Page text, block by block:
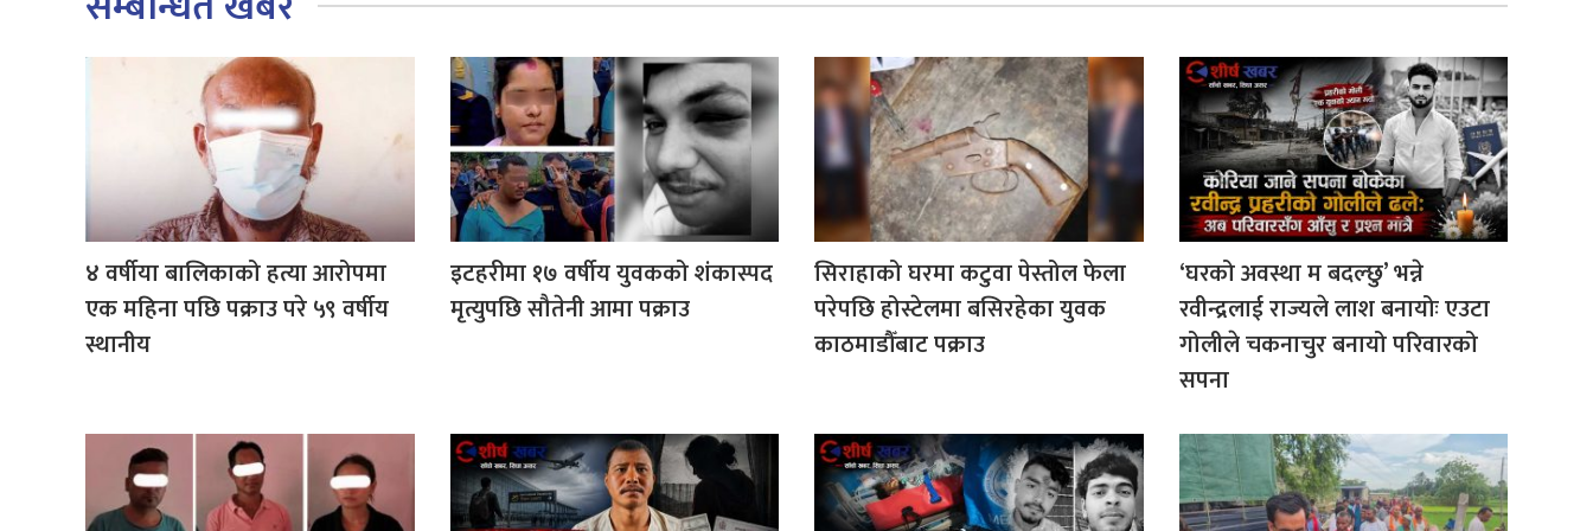
४ वर्षीया बालिकाको हत्या आरोपमा
एक महिना पछि पक्राउ परे ५९ वर्षीय
स्थानीय
इटहरीमा १७ वर्षीय युवकको शंकास्पद
मृत्युपछि सौतेनी आमा पक्राउ
सिराहाको घरमा कटुवा पेस्तोल फेला
परेपछि होस्टेलमा बसिरहेका युवक
काठमाडौँबाट पक्राउ
‘घरको अवस्था म बदल्छु’ भन्ने
रवीन्द्रलाई राज्यले लाश बनायोः एउटा
गोलीले चकनाचुर बनायो परिवारको
सपना